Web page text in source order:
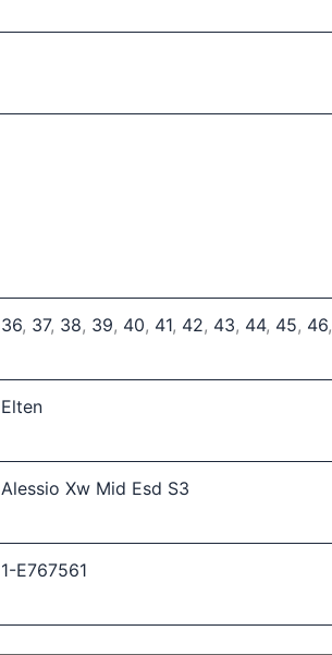
36, 37, 38, 39, 40, 41, 42, 43, 44, 45, 46,
Elten
Alessio Xw Mid Esd S3
1-E767561